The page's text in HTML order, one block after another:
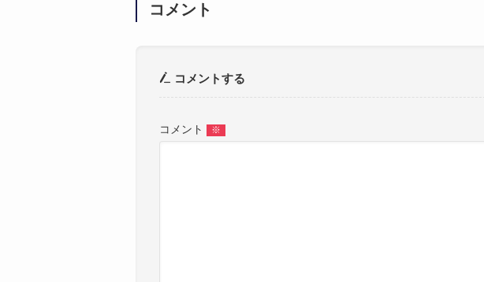
コメント
コメントする
コメント ※